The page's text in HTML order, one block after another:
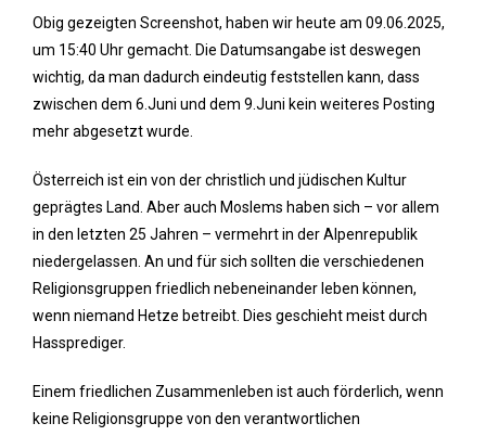
Obig gezeigten Screenshot, haben wir heute am 09.06.2025,
um 15:40 Uhr gemacht. Die Datumsangabe ist deswegen
wichtig, da man dadurch eindeutig feststellen kann, dass
zwischen dem 6.Juni und dem 9.Juni kein weiteres Posting
mehr abgesetzt wurde.
Österreich ist ein von der christlich und jüdischen Kultur
geprägtes Land. Aber auch Moslems haben sich – vor allem
in den letzten 25 Jahren – vermehrt in der Alpenrepublik
niedergelassen. An und für sich sollten die verschiedenen
Religionsgruppen friedlich nebeneinander leben können,
wenn niemand Hetze betreibt. Dies geschieht meist durch
Hassprediger.
Einem friedlichen Zusammenleben ist auch förderlich, wenn
keine Religionsgruppe von den verantwortlichen